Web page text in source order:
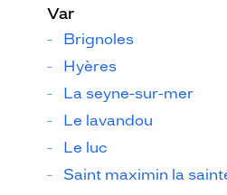
Var
Brignoles
Hyères
La seyne-sur-mer
Le lavandou
Le luc
Saint maximin la